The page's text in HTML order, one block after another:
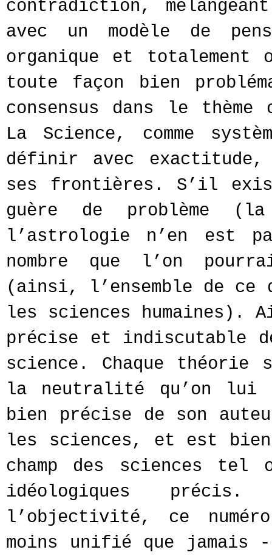
contradiction,
avec un modèle de
organique et totalement
toute façon bien
consensus dans le thème
La Science, comme
définir avec exactitude,
ses frontières. S’il
guère de problème
l’astrologie n’en est
nombre que l’on
(ainsi, l’ensemble de ce
les sciences humaines).
précise et indiscutable
science. Chaque
la neutralité qu’on lui
bien précise de son
les sciences, et est bien
champ des sciences tel
idéologiques
l’objectivité, ce
moins unifié que jamais